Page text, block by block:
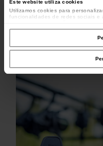
Este website utiliza cookies
Utilizamos cookies para
funcionalidades de redes sociais e
parceiros de redes sociais, de
com outras informações que lhes
sua utilização dos respetivos